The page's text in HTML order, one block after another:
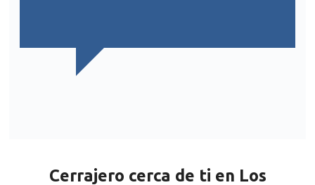
Cerrajero cerca de ti en Los